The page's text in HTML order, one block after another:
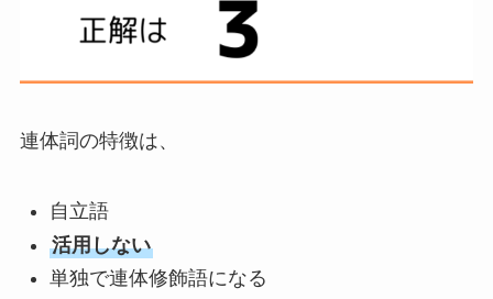
連体詞の特徴は、
自立語
活用しない
単独で連体修飾語になる